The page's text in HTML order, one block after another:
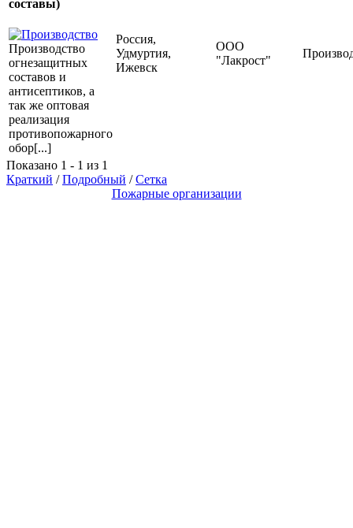
составы)
Производство
огнезащитных
составов и
антисептиков, а
так же оптовая
реализация
противопожарного
обор[...]
Россия,
Удмуртия,
Ижевск
ООО
"Лакрост"
Показано 1 - 1 из 1
Краткий /Подробный /Сетка
Пожарные организации